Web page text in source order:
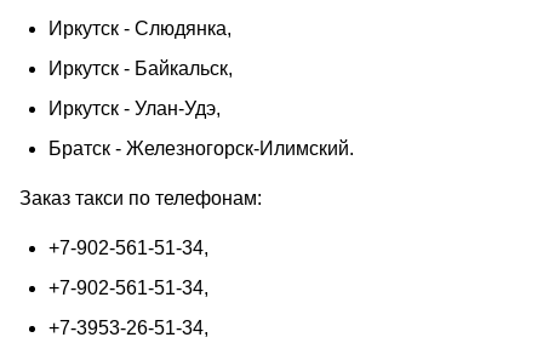
Иркутск - Слюдянка,
Иркутск - Байкальск,
Иркутск - Улан-Удэ,
Братск - Железногорск-Илимский.
Заказ такси по телефонам:
+7-902-561-51-34,
+7-902-561-51-34,
+7-3953-26-51-34,